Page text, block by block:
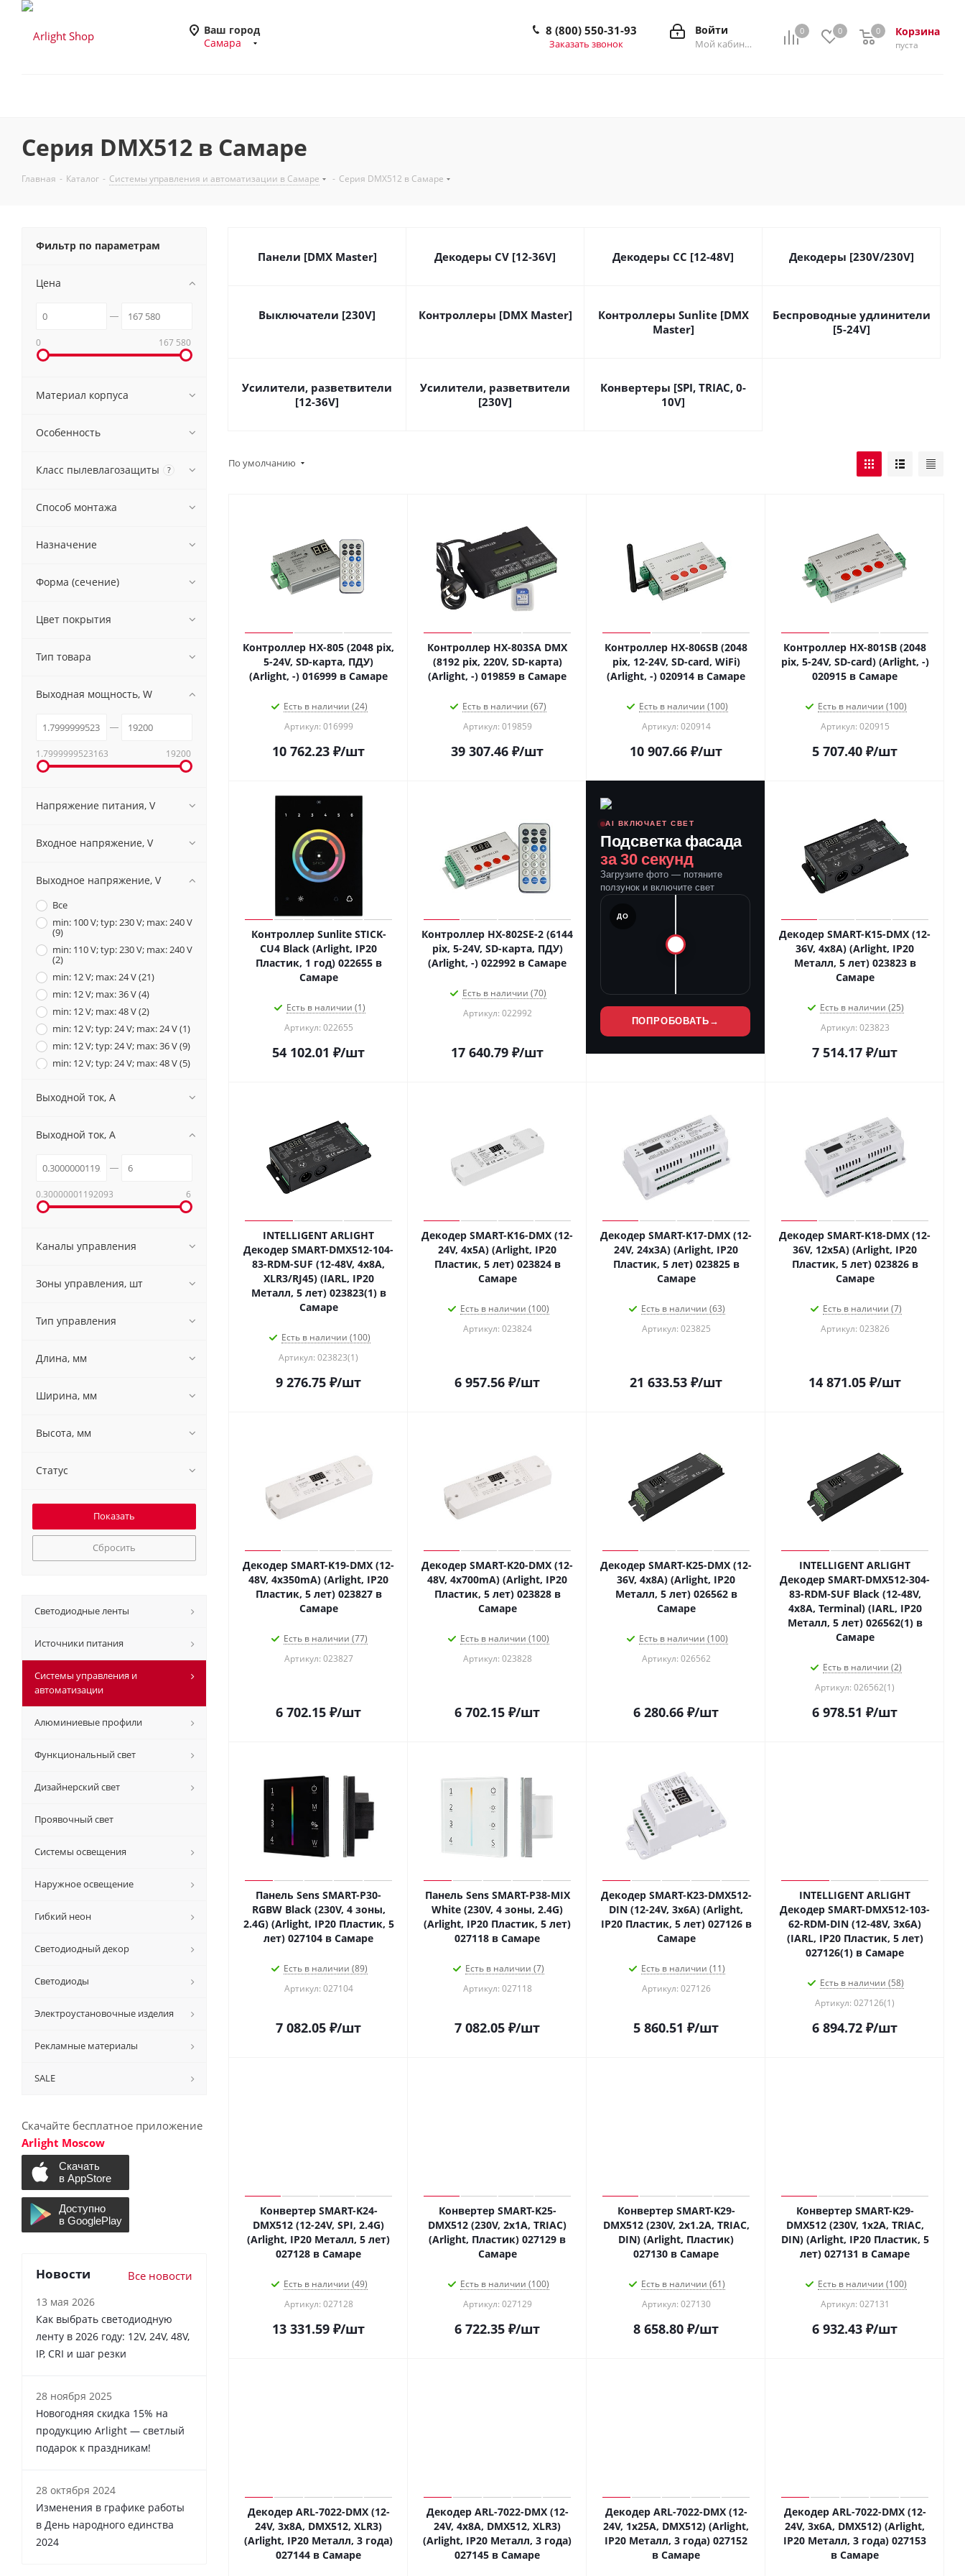
Ваш город
Самара
0 0 Корзина
0
пуста
0
Войти
Мой кабинет
8 (800) 550-31-93
Заказать звонок
Серия DMX512 в Самаре
Главная - Каталог - Системы управления и автоматизации в Самаре - Серия DMX512 в Самаре
Панели [DMX Master] Декодеры CV [12-36V] Декодеры CC [12-48V] Декодеры [230V/230V]
Выключатели [230V] Контроллеры [DMX Master]
Контроллеры Sunlite [DMX
Master]
Беспроводные удлинители
[5-24V]
Усилители, разветвители
[12-36V]
Усилители, разветвители
[230V]
Конвертеры [SPI, TRIAC, 0-
10V]
По умолчанию
Контроллер HX-805 (2048 pix,
5-24V, SD-карта, ПДУ)
(Arlight, -) 016999 в Самаре
Есть в наличии (24)
Артикул: 016999
10 762.23 ₽/шт
Контроллер HX-803SA DMX
(8192 pix, 220V, SD-карта)
(Arlight, -) 019859 в Самаре
Есть в наличии (67)
Артикул: 019859
39 307.46 ₽/шт
Контроллер HX-806SB (2048
pix, 12-24V, SD-card, WiFi)
(Arlight, -) 020914 в Самаре
Есть в наличии (100)
Артикул: 020914
10 907.66 ₽/шт
Контроллер HX-801SB (2048
pix, 5-24V, SD-card) (Arlight, -)
020915 в Самаре
Есть в наличии (100)
Артикул: 020915
5 707.40 ₽/шт
Контроллер Sunlite STICK-
CU4 Black (Arlight, IP20
Пластик, 1 год) 022655 в
Самаре
Есть в наличии (1)
Артикул: 022655
54 102.01 ₽/шт
Контроллер HX-802SE-2 (6144
pix, 5-24V, SD-карта, ПДУ)
(Arlight, -) 022992 в Самаре
Есть в наличии (70)
Артикул: 022992
17 640.79 ₽/шт
AI ВКЛЮЧАЕТ СВЕТ
Подсветка фасада
за 30 секунд
Загрузите фото — потяните
ползунок и включите свет
ДО
ПОПРОБОВАТЬ →
Декодер SMART-K15-DMX (12-
36V, 4x8A) (Arlight, IP20
Металл, 5 лет) 023823 в
Самаре
Есть в наличии (25)
Артикул: 023823
7 514.17 ₽/шт
INTELLIGENT ARLIGHT
Декодер SMART-DMX512-104-
83-RDM-SUF (12-48V, 4x8A,
XLR3/RJ45) (IARL, IP20
Металл, 5 лет) 023823(1) в
Самаре
Есть в наличии (100)
Артикул: 023823(1)
9 276.75 ₽/шт
Декодер SMART-K16-DMX (12-
24V, 4x5A) (Arlight, IP20
Пластик, 5 лет) 023824 в
Самаре
Есть в наличии (100)
Артикул: 023824
6 957.56 ₽/шт
Декодер SMART-K17-DMX (12-
24V, 24x3A) (Arlight, IP20
Пластик, 5 лет) 023825 в
Самаре
Есть в наличии (63)
Артикул: 023825
21 633.53 ₽/шт
Декодер SMART-K18-DMX (12-
36V, 12x5A) (Arlight, IP20
Пластик, 5 лет) 023826 в
Самаре
Есть в наличии (7)
Артикул: 023826
14 871.05 ₽/шт
Декодер SMART-K19-DMX (12-
48V, 4x350mA) (Arlight, IP20
Пластик, 5 лет) 023827 в
Самаре
Есть в наличии (77)
Артикул: 023827
6 702.15 ₽/шт
Декодер SMART-K20-DMX (12-
48V, 4x700mA) (Arlight, IP20
Пластик, 5 лет) 023828 в
Самаре
Есть в наличии (100)
Артикул: 023828
6 702.15 ₽/шт
Декодер SMART-K25-DMX (12-
36V, 4x8A) (Arlight, IP20
Металл, 5 лет) 026562 в
Самаре
Есть в наличии (100)
Артикул: 026562
6 280.66 ₽/шт
INTELLIGENT ARLIGHT
Декодер SMART-DMX512-304-
83-RDM-SUF Black (12-48V,
4x8A, Terminal) (IARL, IP20
Металл, 5 лет) 026562(1) в
Самаре
Есть в наличии (2)
Артикул: 026562(1)
6 978.51 ₽/шт
Панель Sens SMART-P30-
RGBW Black (230V, 4 зоны,
2.4G) (Arlight, IP20 Пластик, 5
лет) 027104 в Самаре
Есть в наличии (89)
Артикул: 027104
7 082.05 ₽/шт
Панель Sens SMART-P38-MIX
White (230V, 4 зоны, 2.4G)
(Arlight, IP20 Пластик, 5 лет)
027118 в Самаре
Есть в наличии (7)
Артикул: 027118
7 082.05 ₽/шт
Декодер SMART-K23-DMX512-
DIN (12-24V, 3x6A) (Arlight,
IP20 Пластик, 5 лет) 027126 в
Самаре
Есть в наличии (11)
Артикул: 027126
5 860.51 ₽/шт
INTELLIGENT ARLIGHT
Декодер SMART-DMX512-103-
62-RDM-DIN (12-48V, 3x6A)
(IARL, IP20 Пластик, 5 лет)
027126(1) в Самаре
Есть в наличии (58)
Артикул: 027126(1)
6 894.72 ₽/шт
Конвертер SMART-K24-
DMX512 (12-24V, SPI, 2.4G)
(Arlight, IP20 Металл, 5 лет)
027128 в Самаре
Есть в наличии (49)
Артикул: 027128
13 331.59 ₽/шт
Конвертер SMART-K25-
DMX512 (230V, 2x1A, TRIAC)
(Arlight, Пластик) 027129 в
Самаре
Есть в наличии (100)
Артикул: 027129
6 722.35 ₽/шт
Конвертер SMART-K29-
DMX512 (230V, 2x1.2A, TRIAC,
DIN) (Arlight, Пластик)
027130 в Самаре
Есть в наличии (61)
Артикул: 027130
8 658.80 ₽/шт
Конвертер SMART-K29-
DMX512 (230V, 1x2A, TRIAC,
DIN) (Arlight, IP20 Пластик, 5
лет) 027131 в Самаре
Есть в наличии (100)
Артикул: 027131
6 932.43 ₽/шт
Декодер ARL-7022-DMX (12-
24V, 3x8A, DMX512, XLR3)
(Arlight, IP20 Металл, 3 года)
027144 в Самаре
Декодер ARL-7022-DMX (12-
24V, 4x8A, DMX512, XLR3)
(Arlight, IP20 Металл, 3 года)
027145 в Самаре
Декодер ARL-7022-DMX (12-
24V, 1x25A, DMX512) (Arlight,
IP20 Металл, 3 года) 027152
в Самаре
Декодер ARL-7022-DMX (12-
24V, 3x6A, DMX512) (Arlight,
IP20 Металл, 3 года) 027153
в Самаре
Фильтр по параметрам
Цена
0 167 580
Материал корпуса
Особенность
Класс пылевлагозащиты ?
Способ монтажа
Назначение
Форма (сечение)
Цвет покрытия
Тип товара
Выходная мощность, W
1.7999999523163 19200
Напряжение питания, V
Входное напряжение, V
Выходное напряжение, V
Все
min: 100 V; typ: 230 V; max: 240 V
(9)
min: 110 V; typ: 230 V; max: 240 V
(2)
min: 12 V; max: 24 V (21)
min: 12 V; max: 36 V (4)
min: 12 V; max: 48 V (2)
min: 12 V; typ: 24 V; max: 24 V (1)
min: 12 V; typ: 24 V; max: 36 V (9)
min: 12 V; typ: 24 V; max: 48 V (5)
min: 3 V; max: 45 V (
min: 9 V; max: 24 V (
Выходной ток, A
Выходной ток, A
0.30000001192093 6
Каналы управления
Зоны управления, шт
Тип управления
Длина, мм
Ширина, мм
Высота, мм
Статус
Сбросить
Светодиодные ленты
Источники питания
Системы управления и
автоматизации
Алюминиевые профили
Функциональный свет
Дизайнерский свет
Проявочный свет
Системы освещения
Наружное освещение
Гибкий неон
Светодиодный декор
Светодиоды
Электроустановочные изделия
Рекламные материалы
SALE
Скачайте бесплатное приложение
Arlight Moscow
Новости Все новости
13 мая 2026
Как выбрать светодиодную
ленту в 2026 году: 12V, 24V, 48V,
IP, CRI и шаг резки
28 ноября 2025
Новогодняя скидка 15% на
продукцию Arlight — светлый
подарок к праздникам!
28 октября 2024
Изменения в графике работы
в День народного единства
2024